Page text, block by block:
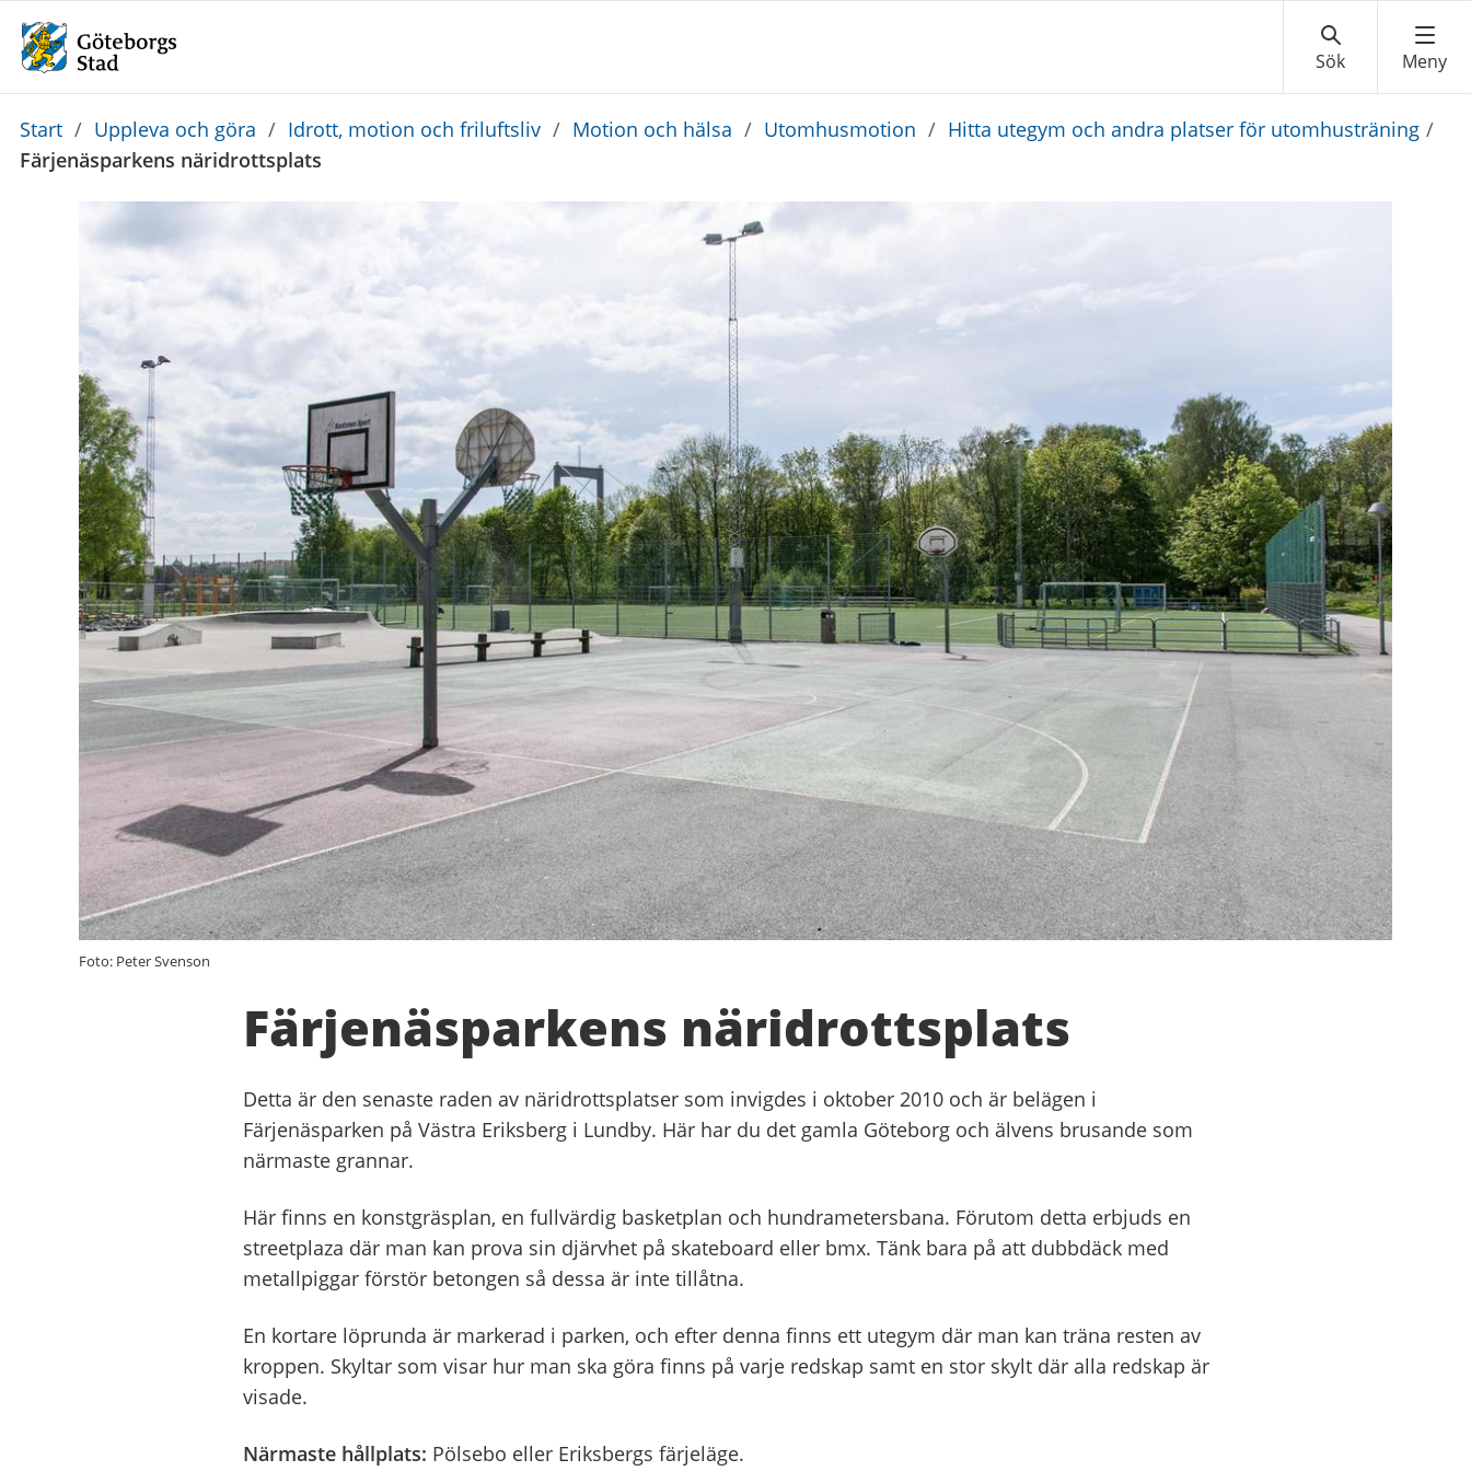
Du
är
Start / Uppleva och göra / Idrott, motion och friluftsliv / Motion och hälsa / Utomhusmotion / Hitta utegym och andra platser för utomhusträning /
Färjenäsparkens näridrottsplats
Foto: Peter Svenson
Färjenäsparkens näridrottsplats
Detta är den senaste raden av näridrottsplatser som invigdes i oktober 2010 och är belägen i
Färjenäsparken på Västra Eriksberg i Lundby. Här har du det gamla Göteborg och älvens brusande som
närmaste grannar.
Här finns en konstgräsplan, en fullvärdig basketplan och hundrametersbana. Förutom detta erbjuds en
streetplaza där man kan prova sin djärvhet på skateboard eller bmx. Tänk bara på att dubbdäck med
metallpiggar förstör betongen så dessa är inte tillåtna.
En kortare löprunda är markerad i parken, och efter denna finns ett utegym där man kan träna resten av
kroppen. Skyltar som visar hur man ska göra finns på varje redskap samt en stor skylt där alla redskap är
visade.
Närmaste hållplats: Pölsebo eller Eriksbergs färjeläge.